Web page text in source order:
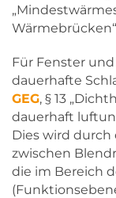
Für Fenster und
dauerhafte
GEG, § 13
dauerhaft
Dies wird
zwischen
die im Bereich